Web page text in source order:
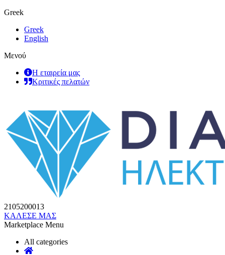
Greek
Greek
English
Μενού
Η εταιρεία μας
Κριτικές πελατών
2105200013
ΚΑΛΕΣΕ ΜΑΣ
Marketplace Menu
All categories